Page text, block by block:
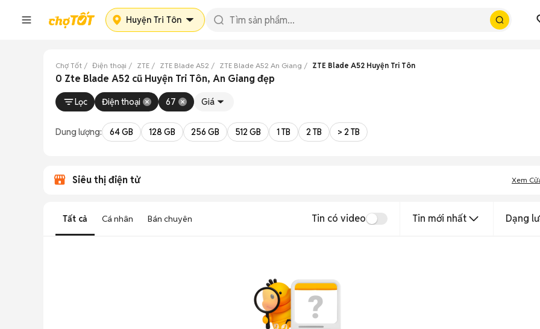
Huyện Tri Tôn
Chợ Tốt Điện thoại ZTE ZTE Blade A52 ZTE Blade A52 An Giang ZTE Blade A52 Huyện Tri Tôn
0 Zte Blade A52 cũ Huyện Tri Tôn, An Giang đẹp
Lọc Điện thoại 67 Giá
Dung lượng: 64 GB 128 GB 256 GB 512 GB 1 TB 2 TB > 2 TB
Siêu thị điện tử Xem
Tất cả Cá nhân Bán chuyên Tin có video Tin mới nhất Dạng